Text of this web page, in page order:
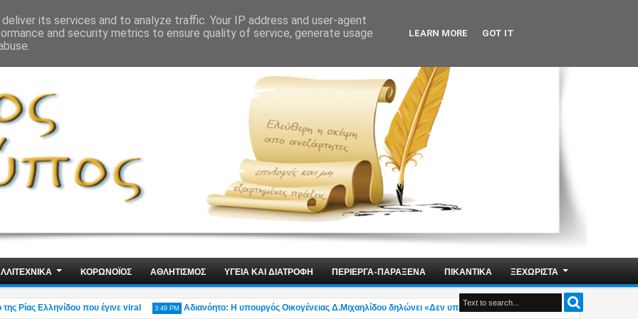
ΚΟΡΩΝΟΪΟΣ ΑΘΛΗΤΙΣΜΟΣ ΥΓΕΙΑ ΚΑΙ ΔΙΑΤΡΟΦΗ ΠΕΡΙΕΡΓΑ-ΠΑΡΑΞΕΝΑ ΠΙΚΑΝΤΙΚΑ ΞΕΧΩΡΙΣΤΑ
Ελληνίδου που έγινε viral 3:49 PM Αδιανόητο: Η υπουργός Οικογένειας Δ.Μιχαηλίδου δηλώνει «Δεν υπάρχει η ελληνική οικογένεια του μέλλοντος»!
its services and to analyze traffic. Your IP address and user-agent
and security metrics to ensure quality of service, generate usage
LEARN MORE GOT IT